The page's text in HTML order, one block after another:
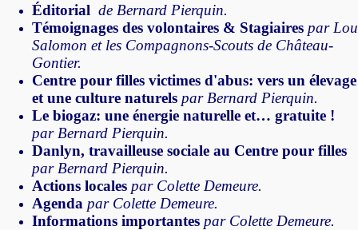
Éditorial de Bernard Pierquin.
Témoignages des volontaires & Stagiaires par Lou
Salomon et les Compagnons-Scouts de Château-
Gontier.
Centre pour filles victimes d'abus: vers un élevage
et une culture naturels par Bernard Pierquin.
Le biogaz: une énergie naturelle et… gratuite !
par Bernard Pierquin.
Danlyn, travailleuse sociale au Centre pour filles
par Bernard Pierquin.
Actions locales par Colette Demeure.
Agenda par Colette Demeure.
Informations importantes par Colette Demeure.